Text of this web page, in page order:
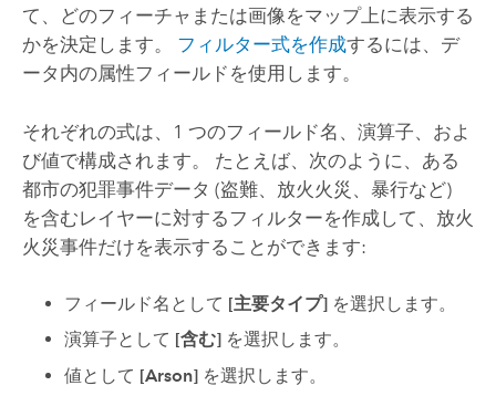
て、どのフィーチャまたは画像をマップ上に表示する
かを決定します。 フィルター式を作成するには、デ
ータ内の属性フィールドを使用します。
それぞれの式は、1 つのフィールド名、演算子、およ
び値で構成されます。 たとえば、次のように、ある
都市の犯罪事件データ (盗難、放火火災、暴行など)
を含むレイヤーに対するフィルターを作成して、放火
火災事件だけを表示することができます:
フィールド名として [主要タイプ] を選択します。
演算子として [含む] を選択します。
値として [Arson] を選択します。